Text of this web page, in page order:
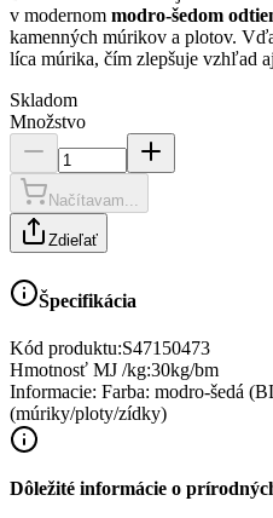
v modernom modro-šedom
kamenných múrikov a plotov.
líca múrika, čím zlepšuje vzhľad
Skladom
Množstvo
Načítavam...
Zdieľať
Špecifikácia
Kód produktu:S47150473
Hmotnosť MJ /kg:30kg/bm
Informacie: Farba: modro-šedá
(múriky/ploty/zídky)
Dôležité informácie o